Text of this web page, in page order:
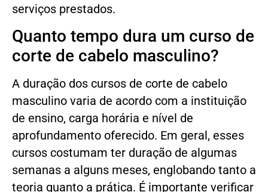
serviços prestados.
Quanto tempo dura um curso de
corte de cabelo masculino?
A duração dos cursos de corte de cabelo
masculino varia de acordo com a instituição
de ensino, carga horária e nível de
aprofundamento oferecido. Em geral, esses
cursos costumam ter duração de algumas
semanas a alguns meses, englobando tanto a
teoria quanto a prática. É importante verificar